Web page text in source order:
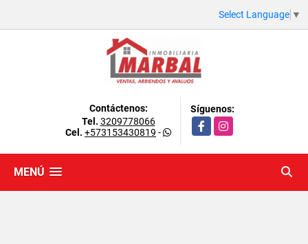
Select Language ▼
Contáctenos:
Tel. 3209778066
Cel. +573153430819 -
Síguenos:
FacebookInstagram
MENÚ